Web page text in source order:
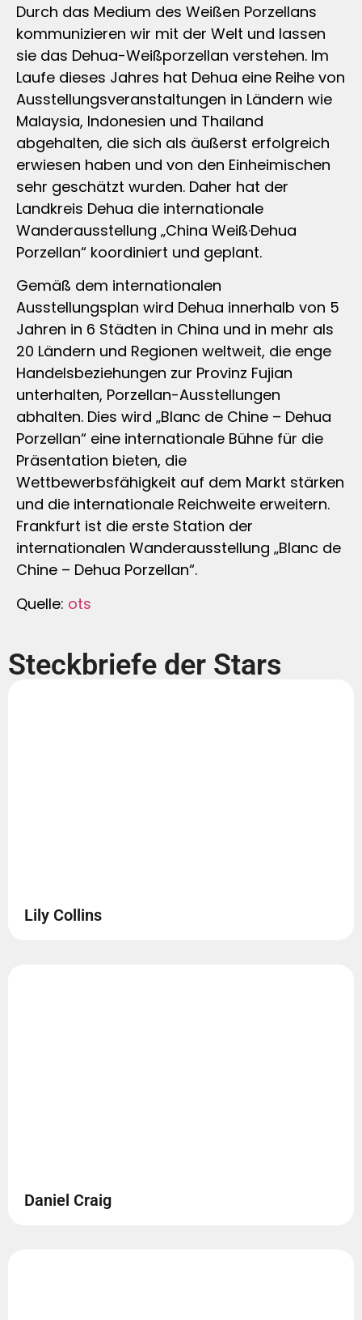
Durch das Medium des Weißen Porzellans
kommunizieren wir mit der Welt und lassen
sie das Dehua-Weißporzellan verstehen. Im
Laufe dieses Jahres hat Dehua eine Reihe von
Ausstellungsveranstaltungen in Ländern wie
Malaysia, Indonesien und Thailand
abgehalten, die sich als äußerst erfolgreich
erwiesen haben und von den Einheimischen
sehr geschätzt wurden. Daher hat der
Landkreis Dehua die internationale
Wanderausstellung „China Weiß·Dehua
Porzellan“ koordiniert und geplant.
Gemäß dem internationalen
Ausstellungsplan wird Dehua innerhalb von 5
Jahren in 6 Städten in China und in mehr als
20 Ländern und Regionen weltweit, die enge
Handelsbeziehungen zur Provinz Fujian
unterhalten, Porzellan-Ausstellungen
abhalten. Dies wird „Blanc de Chine – Dehua
Porzellan“ eine internationale Bühne für die
Präsentation bieten, die
Wettbewerbsfähigkeit auf dem Markt stärken
und die internationale Reichweite erweitern.
Frankfurt ist die erste Station der
internationalen Wanderausstellung „Blanc de
Chine – Dehua Porzellan“.
Quelle: ots
Steckbriefe der Stars
Lily Collins
Daniel Craig